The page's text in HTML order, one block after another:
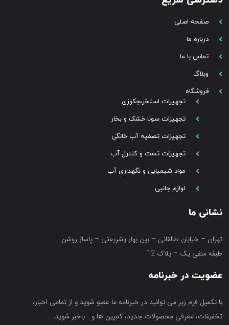
صفحه اصلی
درباره ما
تماس با ما
وبلاگ
فروشگاه
تجهیزات استخر،جکوزی
تجهیزات سونا خشک و بخار
تجهیزات تصفیه آب خانگی
تجهیزات تست و کنترل آب
مواد شیمیایی و نگهداری آب
لوازم جانبی
نشانی ما
تهران – خیابان طالقانی – بین بهار وشریعتی – پاساژ روشن
طبقه منفی یک – پلاک 12
عضویت در خبرنامه
با تکمیل فرم زیر می توانید در خبرنامه ما عضو شوید و از تمامی اخبار،
تخفیفات، معرفی محصولات جدید، کمپین ها و… باخبر شوید.